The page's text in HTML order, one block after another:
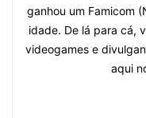
ganhou um Famicom
idade. De lá para cá,
videogames e
aqui